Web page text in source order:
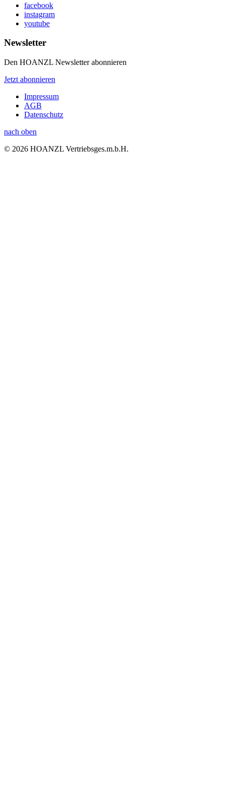
facebook
instagram
youtube
Newsletter
Den HOANZL Newsletter abonnieren
Jetzt abonnieren
Impressum
AGB
Datenschutz
nach oben
© 2026 HOANZL Vertriebsges.m.b.H.